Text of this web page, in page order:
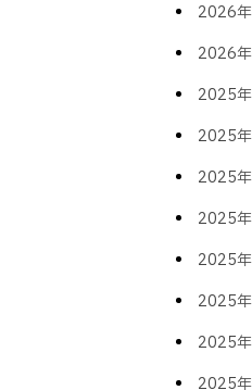
2026
2026
2025
2025
2025
2025
2025
2025
2025
2025